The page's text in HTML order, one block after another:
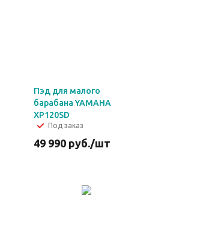
Пэд для малого
барабана YAMAHA
XP120SD
Под заказ
49 990руб./шт